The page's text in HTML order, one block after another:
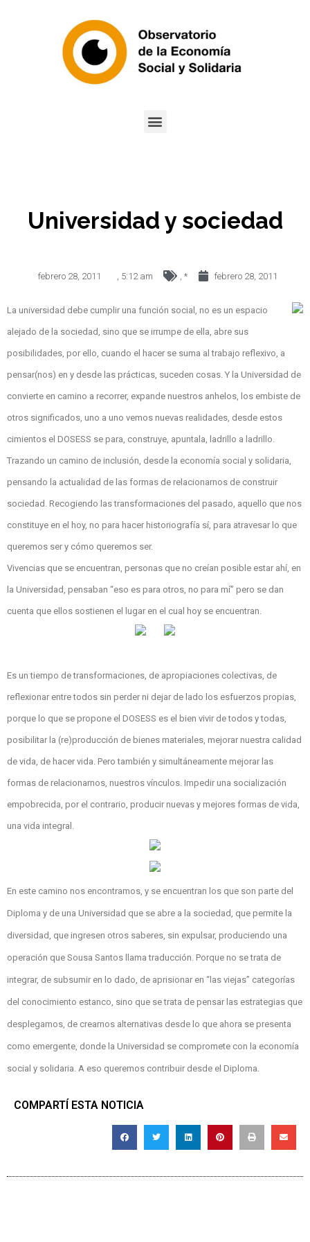
Universidad y sociedad
febrero 28, 2011 5:12 am * febrero 28, 2011
La universidad debe cumplir una función social, no es un espacio
alejado de la sociedad, sino que se irrumpe de ella, abre sus
posibilidades, por ello, cuando el hacer se suma al trabajo reflexivo, a
pensar(nos) en y desde las prácticas, suceden cosas. Y la Universidad de
convierte en camino a recorrer, expande nuestros anhelos, los embiste de
otros significados, uno a uno vemos nuevas realidades, desde estos
cimientos el DOSESS se para, construye, apuntala, ladrillo a ladrillo.
Trazando un camino de inclusión, desde la economía social y solidaria,
pensando la actualidad de las formas de relacionarnos de construir
sociedad. Recogiendo las transformaciones del pasado, aquello que nos
constituye en el hoy, no para hacer historiografía sí, para atravesar lo que
queremos ser y cómo queremos ser.
Vivencias que se encuentran, personas que no creían posible estar ahí, en
la Universidad, pensaban “eso es para otros, no para mí” pero se dan
cuenta que ellos sostienen el lugar en el cual hoy se encuentran.
Es un tiempo de transformaciones, de apropiaciones colectivas, de
reflexionar entre todos sin perder ni dejar de lado los esfuerzos propias,
porque lo que se propone el DOSESS es el bien vivir de todos y todas,
posibilitar la (re)producción de bienes materiales, mejorar nuestra calidad
de vida, de hacer vida. Pero también y simultáneamente mejorar las
formas de relacionarnos, nuestros vínculos. Impedir una socialización
empobrecida, por el contrario, producir nuevas y mejores formas de vida,
una vida integral.
En este camino nos encontramos, y se encuentran los que son parte del
Diploma y de una Universidad que se abre a la sociedad, que permite la
diversidad, que ingresen otros saberes, sin expulsar, produciendo una
operación que Sousa Santos llama traducción. Porque no se trata de
integrar, de subsumir en lo dado, de aprisionar en “las viejas” categorías
del conocimiento estanco, sino que se trata de pensar las estrategias que
desplegamos, de crearnos alternativas desde lo que ahora se presenta
como emergente, donde la Universidad se compromete con la economía
social y solidaria. A eso queremos contribuir desde el Diploma.
COMPARTÍ ESTA NOTICIA